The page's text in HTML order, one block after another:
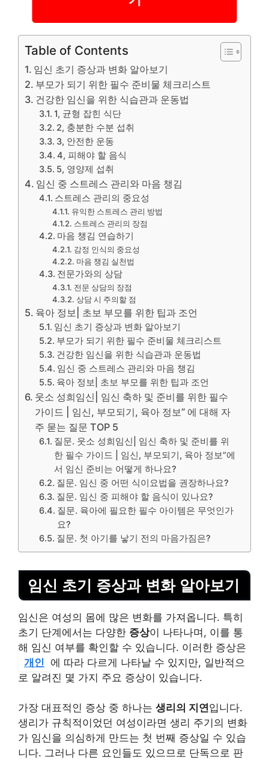
Table of Contents
임신 초기 증상과 변화 알아보기
부모가 되기 위한 필수 준비물 체크리스트
건강한 임신을 위한 식습관과 운동법
1, 균형 잡힌 식단
2, 충분한 수분 섭취
3, 안전한 운동
4, 피해야 할 음식
5, 영양제 섭취
임신 중 스트레스 관리와 마음 챙김
스트레스 관리의 중요성
유익한 스트레스 관리 방법
스트레스 관리의 장점
마음 챙김 연습하기
감정 인식의 중요성
마음 챙김 실천법
전문가와의 상담
전문 상담의 장점
상담 시 주의할 점
육아 정보| 초보 부모를 위한 팁과 조언
임신 초기 증상과 변화 알아보기
부모가 되기 위한 필수 준비물 체크리스트
건강한 임신을 위한 식습관과 운동법
임신 중 스트레스 관리와 마음 챙김
육아 정보| 초보 부모를 위한 팁과 조언
웃소 성희임신| 임신 축하 및 준비를 위한 필수
가이드 | 임신, 부모되기, 육아 정보” 에 대해 자
주 묻는 질문 TOP 5
질문. 웃소 성희임신| 임신 축하 및 준비를 위
한 필수 가이드 | 임신, 부모되기, 육아 정보”에
서 임신 준비는 어떻게 하나요?
질문. 임신 중 어떤 식이요법을 권장하나요?
질문. 임신 중 피해야 할 음식이 있나요?
질문. 육아에 필요한 필수 아이템은 무엇인가
요?
질문. 첫 아기를 낳기 전의 마음가짐은?
임신 초기 증상과 변화 알아보기
임신은 여성의 몸에 많은 변화를 가져옵니다. 특히
초기 단계에서는 다양한 증상이 나타나며, 이를 통
해 임신 여부를 확인할 수 있습니다. 이러한 증상은
개인
에 따라 다르게 나타날 수 있지만, 일반적으
로 알려진 몇 가지 주요 증상이 있습니다.
가장 대표적인 증상 중 하나는 생리의 지연입니다.
생리가 규칙적이었던 여성이라면 생리 주기의 변화
가 임신을 의심하게 만드는 첫 번째 증상일 수 있습
니다. 그러나 다른 요인들도 있으므로 단독으로 판